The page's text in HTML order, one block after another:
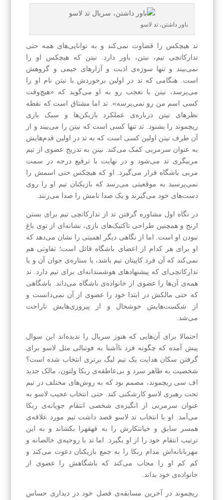
باور داشتن، تد لاسو
تد هیچکس را قضاوت نمی‌کند و به توانایی‌های همه حتی
تدارکاتچی تیم، نیتن، باور دارد. نیتن که هیچکس او را
نمی‌بیند و تنها سوژه‌ی اذیت و آزارهای جیمی و گروهش
است. هنگامی که تد در اولین برخوردش با نیتن نام او را
می‌پرسد، نیتن با تعجب رو به او می‌گوید که «هیچ‌وقت
کسی اسم من رو نمی‌پرسه». تد اما مشتاق است که نقطه‌
نظرهای نیتن درباره‌ی عملکرد بازیکن‌ها و سبک بازی
ریچموند را بشنود. تد تنها کسی است که نیتن را می‌بیند و از
آن طرف نیتن اولین کسی است که به تد در اولین قدم‌هایش
به عنوان سرمربی کمک می‌کند. نیتن به تدریج عضوی از تیم
مربیگری تد می‌شود و در نهایت با ترفیع درجه در سمت
مربی باشگاه قرار می‌گیرد. او که هیچکس حتی اسمش را
نمی‌پرسید به موقعیتی می‌رسد که بازیکنان تیم او را روی
دست‌های خود می‌گیرند و یک صدا نامش را صدا می‌زنند.
در نگاه اول مشاوره گرفتن تد از تدارکاتچی تیم برای بستن
ارنج و همچنین طراحی تاکتیک‌های بازی، نشانه‌ای از توی باغ
نبودن او است. اما از نگاهی دیگر اهمیتی را نشان می‌دهد که
او برای هر کدام از اعضای باشگاه قائل است؛‌ تفاوتی هم
نمی‌کند که آن فرد کاپیتان تیم باشد، یا ستاره‌ی جوان آن و یا
تدارکاتچی‌ای که پیشنهادهای هوشمندانه‌ای برای تیم دارد. تد
همه‌ی آن‌ها را عضوی از خانواده‌ی باشگاه می‌داند. باشگاهی
که حتی مالکش در ابتدا خود را عضوی از آن نمی‌دانست و
از شکست‌هایش خوشحال و از پیروزی‌هایش ناراحت
می‌شد.
احتمالا برای آن‌هایی که هنوز سریال را ندیده‌اند این سوال
پیش آمده که چگونه فرد ناآشنا به فوتبالی مثل لاسو برای
گرفتن سکان هدایت یک تیم لیگ برتری انتخاب شده است؟
شخصیت به ظاهر سرد و بی‌عاطفه‌ی ربکا ولتون، مالک جدید
اف سی ریچموند، مصمم بود که به روش‌های مختلف در تیم
تحت رهبری لاسو کارشکنی کند. حتی انتخاب عجیب لاسو به
عنوان سرمربی از انگیزه‌ی شخصی انتقام جویانه‌ی ربکا
می‌آمد. او با انتخاب تد لاسو قصد داشت تیم مورد علاقه‌ی
همسر سابق و خیانتکارش را به قهقهرا بکشاند و به این
ترتیب انتقام خود را از او بگیرد. اما تد با روحیه‌ی خالصانه و
مهربانانه‌اش مدام ربکا را به جمع بازیکنان دعوت می‌کند و
کم کم او را مجاب می‌کند که باشگاهش را عضوی از
خانواده‌ی خود بداند.
ریچموند در آخرین مسابقه‌ی فصل خود در دیداری حساس